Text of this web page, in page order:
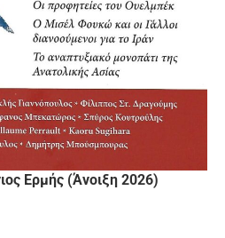
Ερμής (Άνοιξη 2026)